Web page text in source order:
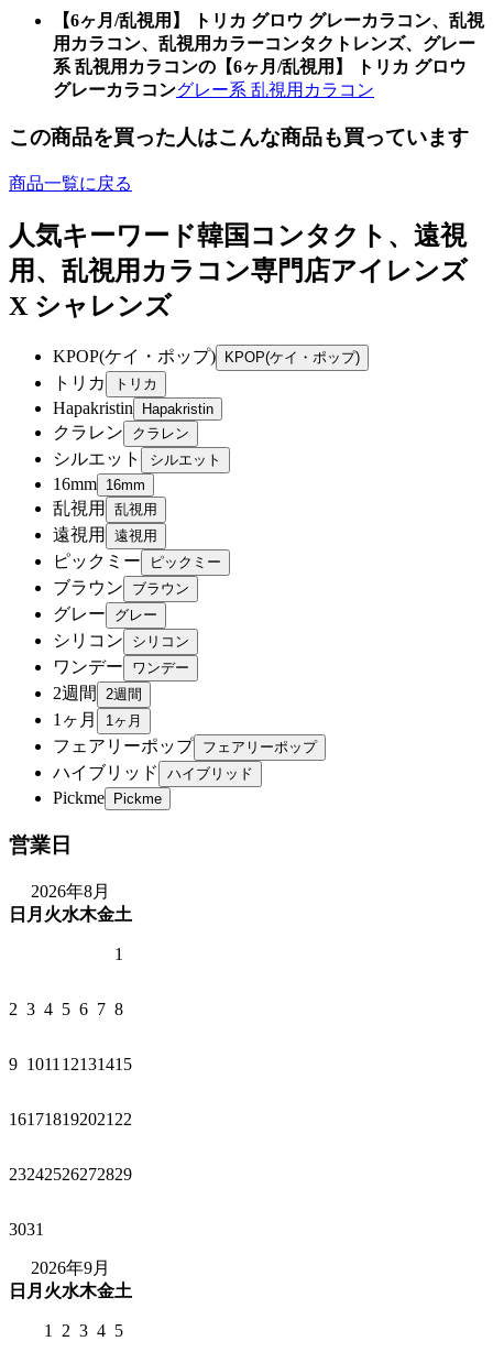
【6ヶ月/乱視用】 トリカ グロウ グレーカラコン、乱視
用カラコン、乱視用カラーコンタクトレンズ、グレー
系 乱視用カラコンの【6ヶ月/乱視用】 トリカ グロウ
グレーカラコングレー系 乱視用カラコン
この商品を買った人はこんな商品も買っています
商品一覧に戻る
人気キーワード韓国コンタクト、遠視
用、乱視用カラコン専門店アイレンズ
X シャレンズ
KPOP(ケイ・ポップ)
トリカ
Hapakristin
クラレン
シルエット
16mm
乱視用
遠視用
ピックミー
ブラウン
グレー
シリコン
ワンデー
2週間
1ヶ月
フェアリーポップ
ハイブリッド
Pickme
営業日
2026年8月
日 月 火水木金土
1
2 3 4 5 6 7 8
9 1011 12131415
161718192021 22
23242526272829
3031
2026年9月
日 月 火水木金土
1 2 3 4 5